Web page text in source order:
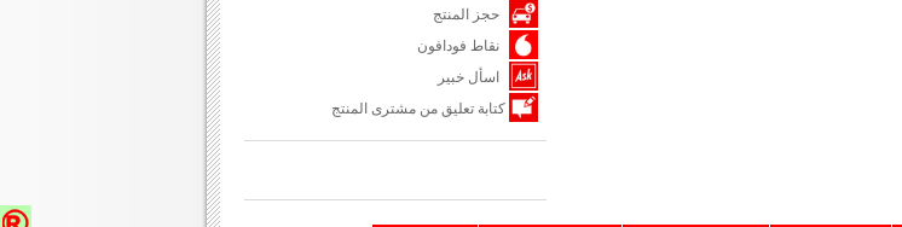
حجز المنتج
نقاط فودافون
اسأل خبير
كتابة تعليق من مشترى المنتج